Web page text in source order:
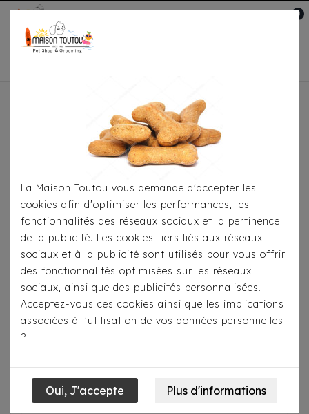
0
Pour Les Balades Colliers
Hunter Rocky Petit Rose
La Maison Toutou vous demande d'accepter les
cookies afin d'optimiser les performances, les
fonctionnalités des réseaux sociaux et la pertinence
de la publicité. Les cookies tiers liés aux réseaux
sociaux et à la publicité sont utilisés pour vous offrir
des fonctionnalités optimisées sur les réseaux
sociaux, ainsi que des publicités personnalisées.
Acceptez-vous ces cookies ainsi que les implications
associées à l'utilisation de vos données personnelles
?